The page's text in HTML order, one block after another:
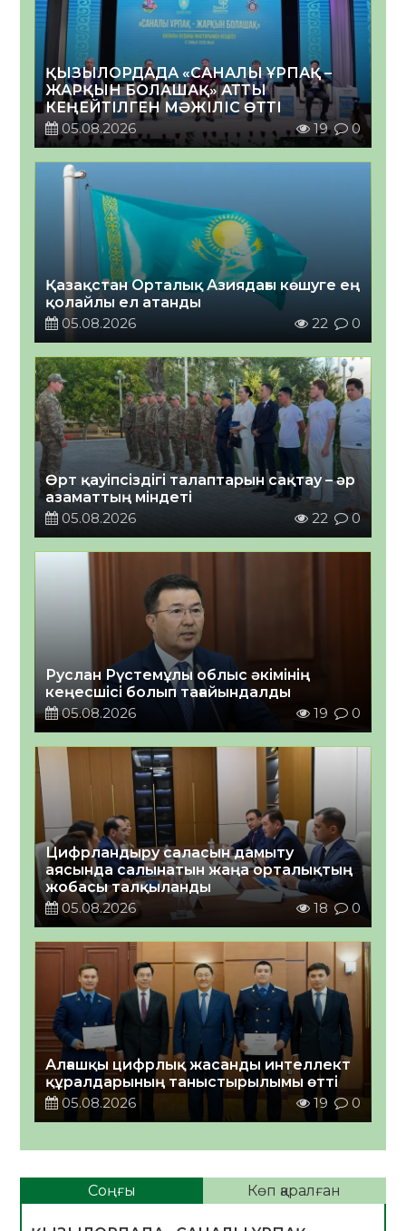
ҚЫЗЫЛОРДАДА «САНАЛЫ ҰРПАҚ –
ЖАРҚЫН БОЛАШАҚ» АТТЫ
КЕҢЕЙТІЛГЕН МӘЖІЛІС ӨТТІ
05.08.2026
19 0
Қазақстан Орталық Азиядағы көшуге ең
қолайлы ел атанды
05.08.2026
22 0
Өрт қауіпсіздігі талаптарын сақтау – әр
азаматтың міндеті
05.08.2026
22 0
Руслан Рүстемұлы облыс әкімінің
кеңесшісі болып тағайындалды
05.08.2026
19 0
Цифрландыру саласын дамыту
аясында салынатын жаңа орталықтың
жобасы талқыланды
05.08.2026
18 0
Алғашқы цифрлық жасанды интеллект
құралдарының таныстырылымы өтті
05.08.2026
19 0
Соңғы Көп қаралған